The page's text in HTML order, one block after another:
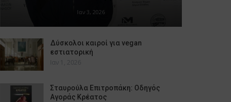
Ιαν 3, 2026
Δύσκολοι καιροί για vegan
εστιατορική
Ιαν 1, 2026
Σταυρούλα Επιτροπάκη: Οδηγός
Αγοράς Κρέατος